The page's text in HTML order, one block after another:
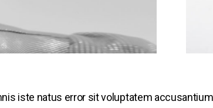
iste natus error sit voluptatem